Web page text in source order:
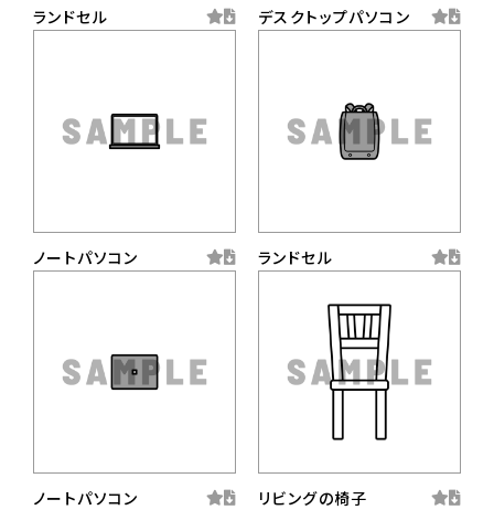
ランドセル デスクトップパソコン
ノートパソコン ランドセル
ノートパソコン リビングの椅子